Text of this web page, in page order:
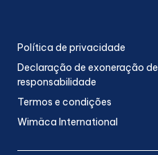
Política de privacidade
Declaração de exoneração de
responsabilidade
Termos e condições
Wimäca International